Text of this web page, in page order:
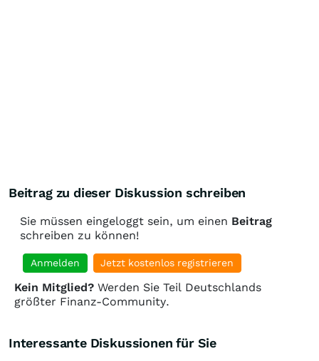
Beitrag zu dieser Diskussion schreiben
Sie müssen eingeloggt sein, um einen Beitrag
schreiben zu können!
Anmelden Jetzt kostenlos registrieren
Kein Mitglied? Werden Sie Teil Deutschlands
größter Finanz-Community.
Interessante Diskussionen für Sie